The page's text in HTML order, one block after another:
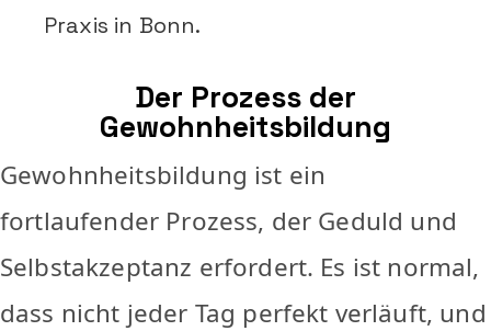
Praxis in Bonn.
Der Prozess der
Gewohnheitsbildung
Gewohnheitsbildung ist ein
fortlaufender Prozess, der Geduld und
Selbstakzeptanz erfordert. Es ist normal,
dass nicht jeder Tag perfekt verläuft, und